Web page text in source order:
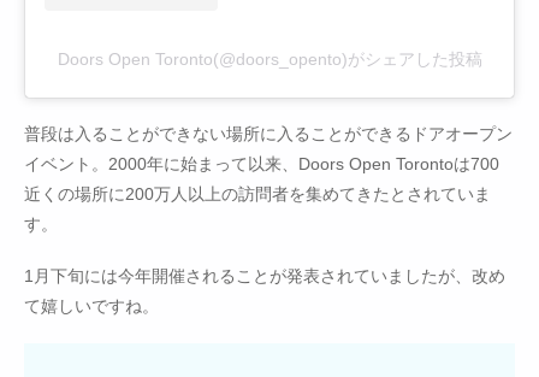
Doors Open Toronto(@doors_opento)がシェアした投稿
普段は入ることができない場所に入ることができるドアオープン
イベント。2000年に始まって以来、Doors Open Torontoは700
近くの場所に200万人以上の訪問者を集めてきたとされていま
す。
1月下旬には今年開催されることが発表されていましたが、改め
て嬉しいですね。